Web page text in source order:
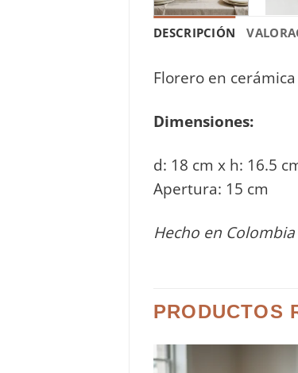
DESCRIPCIÓN
Florero en cerámica
Dimensiones:
d: 18 cm x h: 16.5
Apertura: 15 cm
Hecho en Colombia
PRODUCTOS